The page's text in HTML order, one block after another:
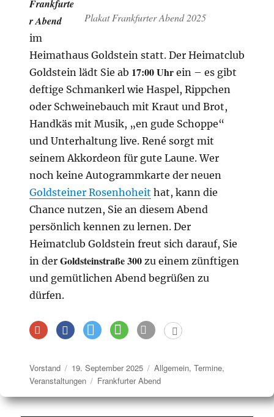
Plakat Frankfurter Abend 2025
Frankfurte
r Abend
im
Heimathaus Goldstein statt. Der Heimatclub
Goldstein lädt Sie ab 17:00 Uhrein – es gibt
deftige Schmankerl wie Haspel, Rippchen
oder Schweinebauch mit Kraut und Brot,
Handkäs mit Musik, „en gude Schoppe“
und Unterhaltung live. René sorgt mit
seinem Akkordeon für gute Laune. Wer
noch keine Autogrammkarte der neuen
Goldsteiner Rosenhoheit hat, kann die
Chance nutzen, Sie an diesem Abend
persönlich kennen zu lernen. Der
Heimatclub Goldstein freut sich darauf, Sie
in der Goldsteinstraße 300zu einem zünftigen
und gemütlichen Abend begrüßen zu
dürfen.
Autor
Vorstand
Veröffentlicht
am
19. September 2025 Kategorien
Allgemein, Termine,
Veranstaltungen
Schlagwörter
Frankfurter Abend